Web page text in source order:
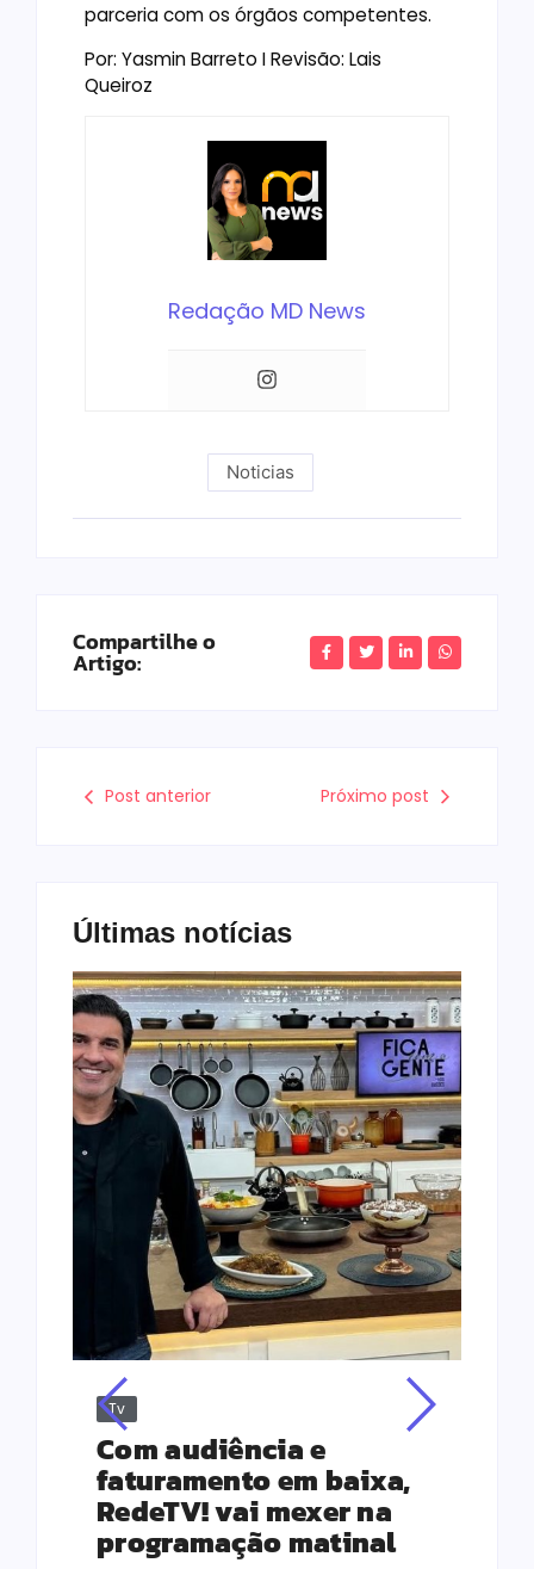
parceria com os órgãos competentes.
Por: Yasmin Barreto I Revisão: Lais
Queiroz
Redação MD News
Noticias
Compartilhe o
Artigo:
Post anterior Próximo post
Últimas notícias
Tv
Com audiência e
faturamento em baixa,
RedeTV! vai mexer na
programação matinal